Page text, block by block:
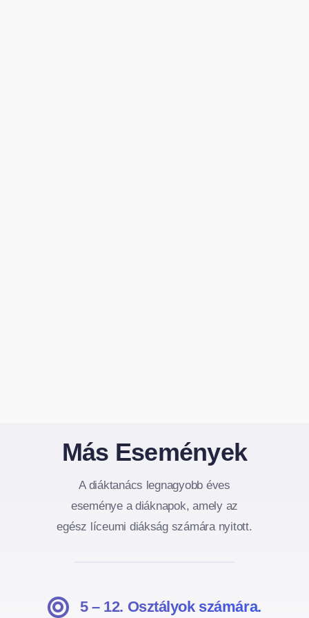
Más Események
A diáktanács legnagyobb éves
eseménye a diáknapok, amely az
egész líceumi diákság számára nyitott.
5 – 12. Osztályok számára.